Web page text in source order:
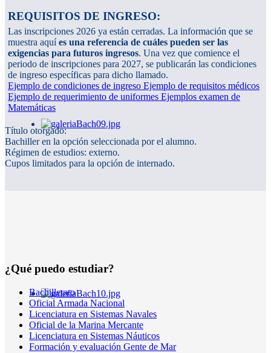
REQUISITOS DE INGRESO:
Las inscripciones 2026 ya están cerradas. La información que se
muestra aquíes una referencia de cuáles pueden ser las
exigencias para futuros ingresos. Una vez que comience el
periodo de inscripciones para 2027, se publicarán las condiciones
de ingreso específicas para dicho llamado.
Ejemplo de condiciones de ingreso Ejemplo de requisitos médicos
Ejemplo de requerimiento de uniformes Ejemplos examen de
Matemáticas
Título otorgado:
Bachiller en la opción seleccionada por el alumno.
Régimen de estudios: externo.
Cupos limitados para la opción de internado.
¿Qué puedo estudiar?
Bachillerato
Oficial Armada Nacional
Licenciatura en Sistemas Navales
Oficial de la Marina Mercante
Licenciatura en Sistemas Náuticos
Formación y evaluación Gente de Mar